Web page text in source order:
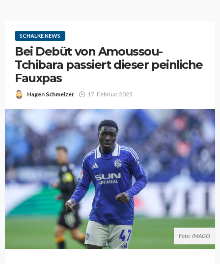
SCHALKE NEWS
Bei Debüt von Amoussou-
Tchibara passiert dieser peinliche
Fauxpas
Hagen Schmelzer 17. Februar 2025
Foto: IMAGO